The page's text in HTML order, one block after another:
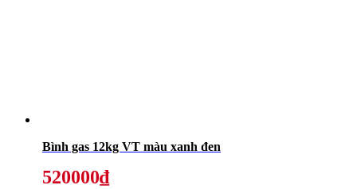
Bình gas 12kg VT màu xanh đen
520000₫